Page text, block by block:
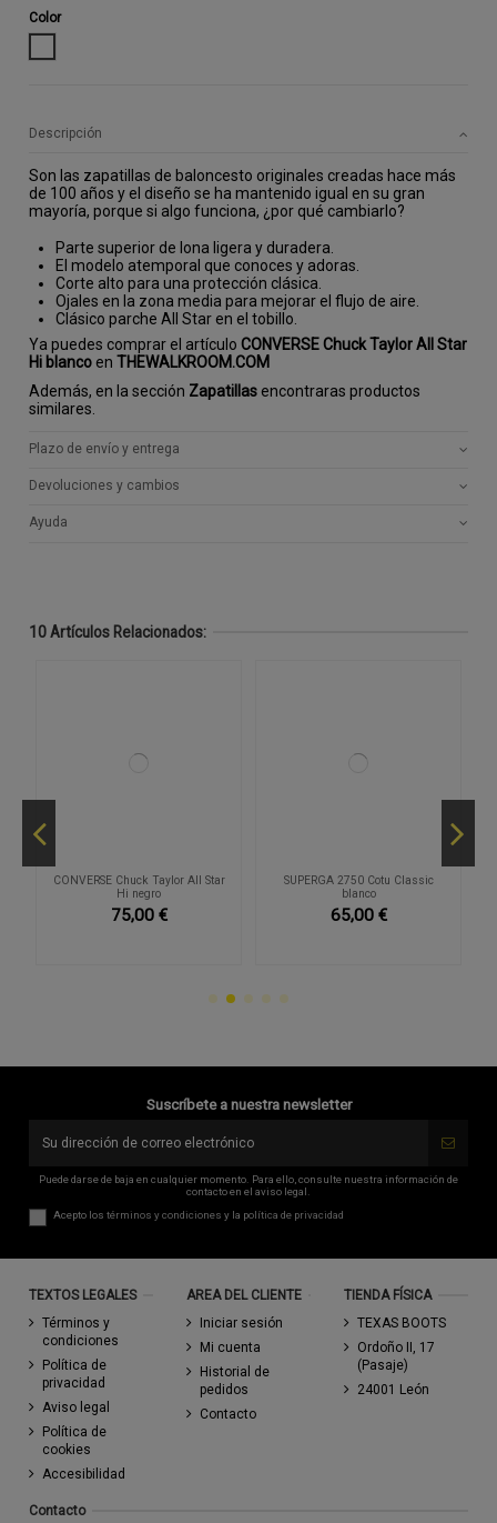
Color
Descripción
Son las zapatillas de baloncesto originales creadas hace más
de 100 años y el diseño se ha mantenido igual en su gran
mayoría, porque si algo funciona, ¿por qué cambiarlo?
Parte superior de lona ligera y duradera.
El modelo atemporal que conoces y adoras.
Corte alto para una protección clásica.
Ojales en la zona media para mejorar el flujo de aire.
Clásico parche All Star en el tobillo.
Ya puedes comprar el artículoCONVERSE Chuck Taylor All Star
Hi blanco enTHEWALKROOM.COM
Además, en la sección Zapatillas encontraras productos
similares.
Plazo de envío y entrega
Devoluciones y cambios
Ayuda
10 Artículos Relacionados:
CONVERSE Chuck Taylor All Star
Hi negro
75,00 €
SUPERGA 2750 Cotu Classic
blanco
65,00 €
Suscríbete a nuestra newsletter
Puede darse de baja en cualquier momento. Para ello, consulte nuestra información de
contacto en el aviso legal.
Acepto lostérminos y condiciones y la política de privacidad
TEXTOS LEGALES
Términos y
condiciones
Política de
privacidad
Aviso legal
Política de
cookies
Accesibilidad
AREA DEL CLIENTE
Iniciar sesión
Mi cuenta
Historial de
pedidos
Contacto
TIENDA FÍSICA
TEXAS BOOTS
Ordoño II, 17
(Pasaje)
24001 León
Contacto